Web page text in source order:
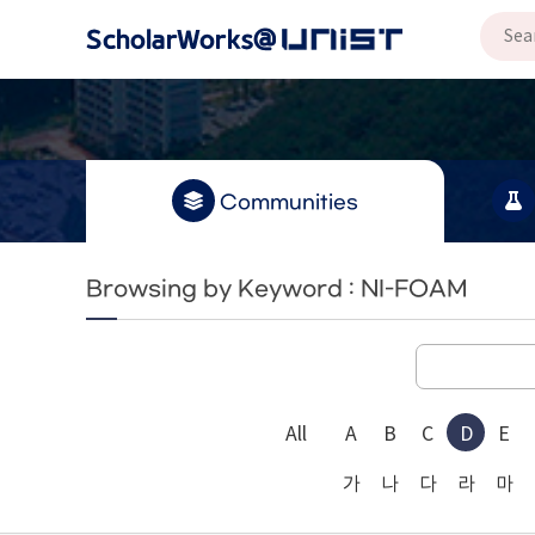
Communities
Browsing by Keyword : NI-FOAM
All A B C D E
가 나 다 라 마